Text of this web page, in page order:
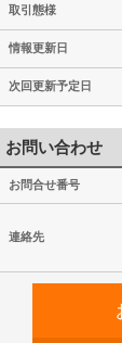
取引態様
情報更新日
次回更新予定日
お問い合わせ
お問合せ番号
連絡先